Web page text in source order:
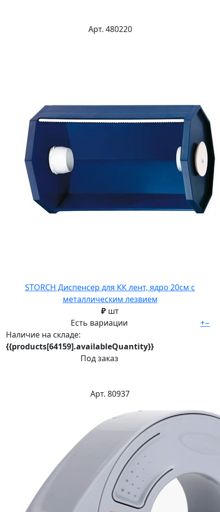
Арт. 480220
STORCH Диспенсер для КК лент, ядро 20см с
металлическим лезвием
₽ шт
Есть вариации
Наличие на складе:
{{products[64159].availableQuantity}}
Под заказ
+−
Арт. 80937